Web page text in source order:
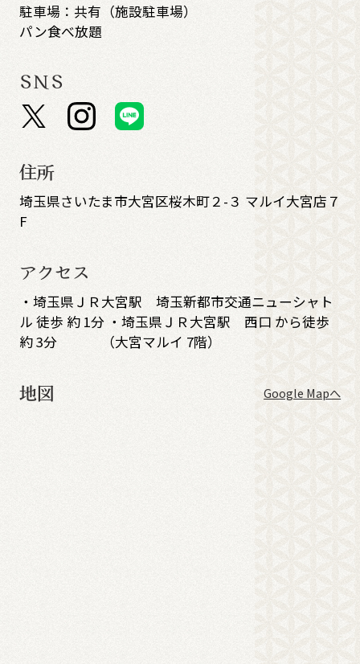
駐車場：共有（施設駐車場）
パン食べ放題
SNS
住所
埼玉県さいたま市大宮区桜木町２-３ マルイ大宮店７
F
アクセス
・埼玉県ＪＲ大宮駅 埼玉新都市交通ニューシャト
ル 徒歩 約 1分 ・埼玉県ＪＲ大宮駅 西口 から徒歩
約 3分 （大宮マルイ 7階）
地図 Google Mapへ